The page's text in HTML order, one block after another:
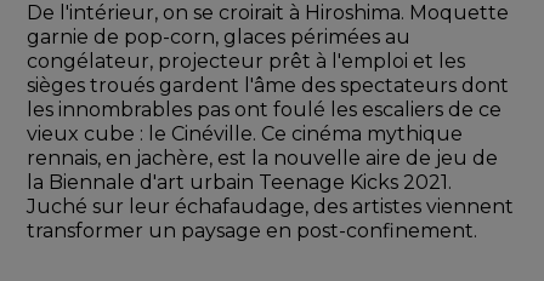
De l'intérieur, on se croirait à Hiroshima. Moquette
garnie de pop-corn, glaces périmées au
congélateur, projecteur prêt à l'emploi et les
sièges troués gardent l'âme des spectateurs dont
les innombrables pas ont foulé les escaliers de ce
vieux cube : le Cinéville. Ce cinéma mythique
rennais, en jachère, est la nouvelle aire de jeu de
la Biennale d'art urbain Teenage Kicks 2021.
Juché sur leur échafaudage, des artistes viennent
transformer un paysage en post-confinement.